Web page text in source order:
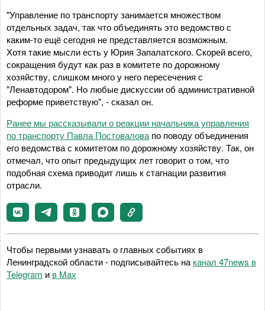
"Управление по транспорту занимается множеством
отдельных задач, так что объединять это ведомство с
каким-то ещё сегодня не представляется возможным.
Хотя такие мысли есть у Юрия Запалатского. Скорей всего,
сокращения будут как раз в комитете по дорожному
хозяйству, слишком много у него пересечения с
"Ленавтодором". Но любые дискуссии об административной
реформе приветствую", - сказал он.
Ранее мы рассказывали о реакции начальника управления
по транспорту Павла Постовалова по поводу объединения
его ведомства с комитетом по дорожному хозяйству. Так, он
отмечал, что опыт предыдущих лет говорит о том, что
подобная схема приводит лишь к стагнации развития
отрасли.
Чтобы первыми узнавать о главных событиях в
Ленинградской области - подписывайтесь на канал 47news в
Telegram и в Maх